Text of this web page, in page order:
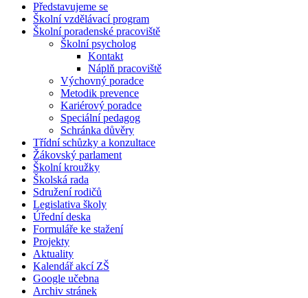
Představujeme se
Školní vzdělávací program
Školní poradenské pracoviště
Školní psycholog
Kontakt
Náplň pracoviště
Výchovný poradce
Metodik prevence
Kariérový poradce
Speciální pedagog
Schránka důvěry
Třídní schůzky a konzultace
Žákovský parlament
Školní kroužky
Školská rada
Sdružení rodičů
Legislativa školy
Úřední deska
Formuláře ke stažení
Projekty
Aktuality
Kalendář akcí ZŠ
Google učebna
Archiv stránek